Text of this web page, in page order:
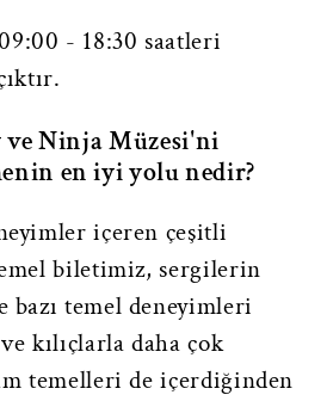
- 18:30 saatleri
ve Ninja Müzesi'ni
en iyi yolu nedir?
içeren çeşitli
biletimiz, sergilerin
temel deneyimleri
kılıçlarla daha çok
temelleri de içerdiğinden